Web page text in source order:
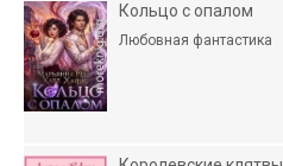
Кольцо с опалом
Любовная фантастика